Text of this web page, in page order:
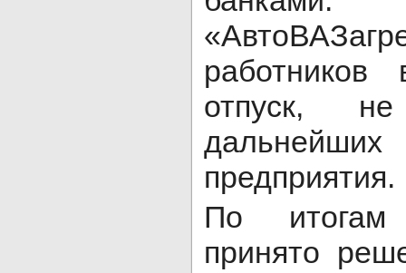
работников
отпуск,
дальнейших
предприятия.
По
принято